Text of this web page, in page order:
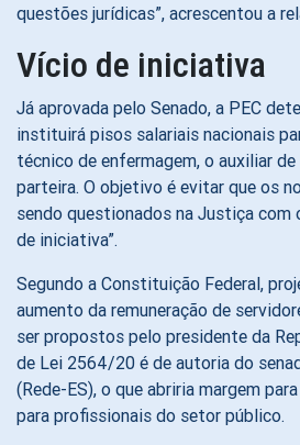
questões jurídicas”, acrescentou a
Vício de iniciativa
Já aprovada pelo Senado, a PEC
instituirá pisos salariais nacionais
técnico de enfermagem, o auxiliar
parteira. O objetivo é evitar que os
sendo questionados na Justiça com
de iniciativa”.
Segundo a Constituição Federal,
aumento da remuneração de
ser propostos pelo presidente da
de Lei 2564/20 é de autoria do
(Rede-ES), o que abriria margem
para profissionais do setor público.